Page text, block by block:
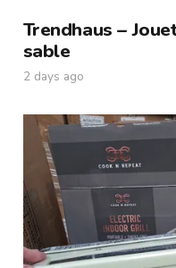
Trendhaus –
sable
2 days ago